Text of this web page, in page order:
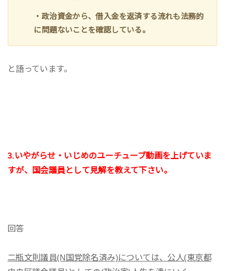
・政治資金から、借入金を返済する流れも法務的
に問題ないことを確認している。
と語っています。
3.いやがらせ・いじめのユーチューブ動画を上げていま
すが、国会議員として見解を教えて下さい。
回答
二瓶文則議員(N国党除名済み)については、公人(東京都